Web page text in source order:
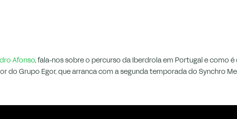
Afonso, fala-nos sobre o percurso da Iberdrola em Portugal e como
do Grupo Egor, que arranca com a segunda temporada do Synchro